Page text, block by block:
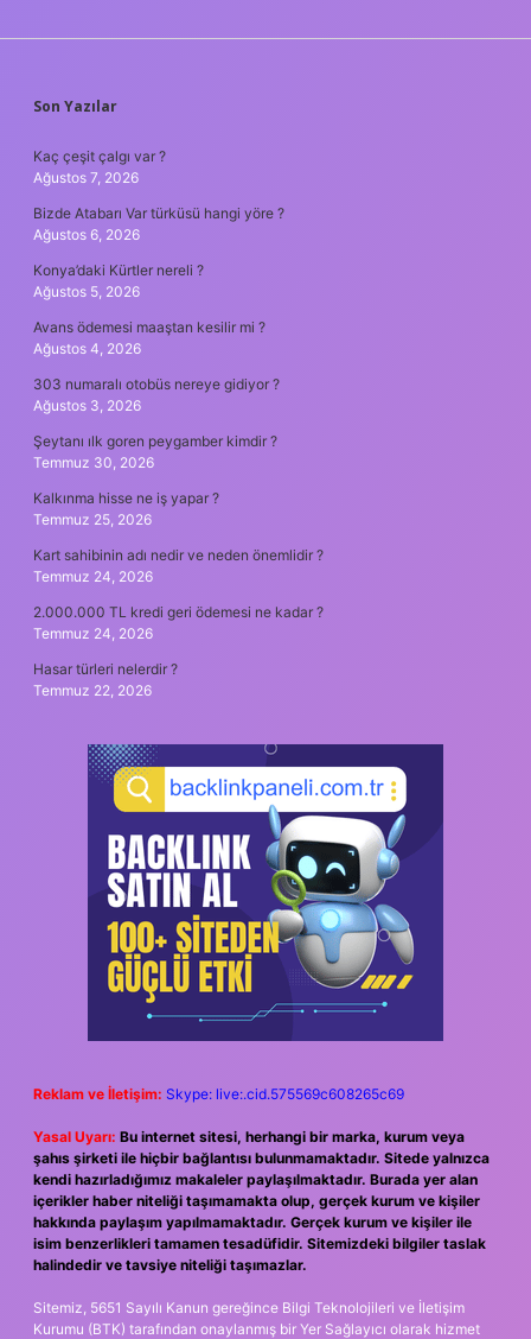
SIDEBAR
Son Yazılar
Kaç çeşit çalgı var ?
Ağustos 7, 2026
Bizde Atabarı Var türküsü hangi yöre ?
Ağustos 6, 2026
Konya’daki Kürtler nereli ?
Ağustos 5, 2026
Avans ödemesi maaştan kesilir mi ?
Ağustos 4, 2026
303 numaralı otobüs nereye gidiyor ?
Ağustos 3, 2026
Şeytanı ılk goren peygamber kimdir ?
Temmuz 30, 2026
Kalkınma hisse ne iş yapar ?
Temmuz 25, 2026
Kart sahibinin adı nedir ve neden önemlidir ?
Temmuz 24, 2026
2.000.000 TL kredi geri ödemesi ne kadar ?
Temmuz 24, 2026
Hasar türleri nelerdir ?
Temmuz 22, 2026
Reklam ve İletişim: Skype: live:.cid.575569c608265c69
Yasal Uyarı: Bu internet sitesi, herhangi bir marka, kurum veya
şahıs şirketi ile hiçbir bağlantısı bulunmamaktadır. Sitede yalnızca
kendi hazırladığımız makaleler paylaşılmaktadır. Burada yer alan
içerikler haber niteliği taşımamakta olup, gerçek kurum ve kişiler
hakkında paylaşım yapılmamaktadır. Gerçek kurum ve kişiler ile
isim benzerlikleri tamamen tesadüfidir. Sitemizdeki bilgiler taslak
halindedir ve tavsiye niteliği taşımazlar.
Sitemiz, 5651 Sayılı Kanun gereğince Bilgi Teknolojileri ve İletişim
Kurumu (BTK) tarafından onaylanmış bir Yer Sağlayıcı olarak hizmet